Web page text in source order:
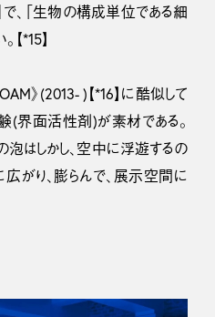
で、「生物の構成単位である細
【*15】
》(2013- )【*16】に酷似して
(界面活性剤)が素材である。
泡はしかし、空中に浮遊するの
がり、膨らんで、展示空間に